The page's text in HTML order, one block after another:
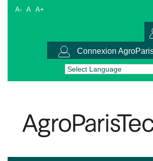
A- A A+
Connexion
Powered by